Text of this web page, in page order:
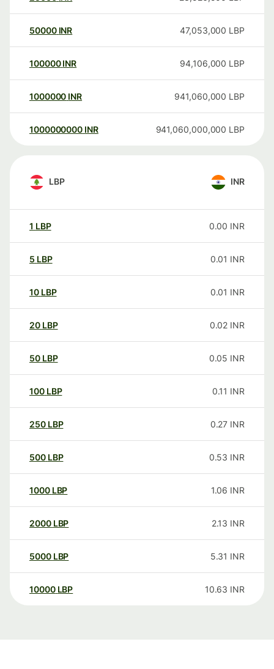
50000 INR 47,053,000 LBP
100000 INR 94,106,000 LBP
1000000 INR 941,060,000 LBP
1000000000 INR 941,060,000,000 LBP
LBP INR
1 LBP 0.00 INR
5 LBP 0.01 INR
10 LBP 0.01 INR
20 LBP 0.02 INR
50 LBP 0.05 INR
100 LBP 0.11 INR
250 LBP 0.27 INR
500 LBP 0.53 INR
1000 LBP 1.06 INR
2000 LBP 2.13 INR
5000 LBP 5.31 INR
10000 LBP 10.63 INR